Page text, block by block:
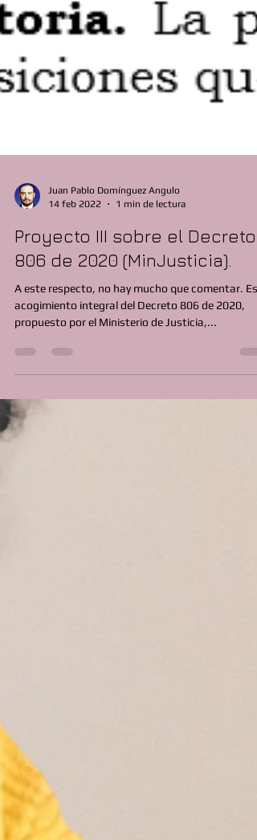
14 feb 2022
1 min de lectura
Proyecto III sobre el Decreto
806 de 2020 (MinJusticia).
A este respecto, no hay mucho que comentar. Es
propuesto por el Ministerio de Justicia,...